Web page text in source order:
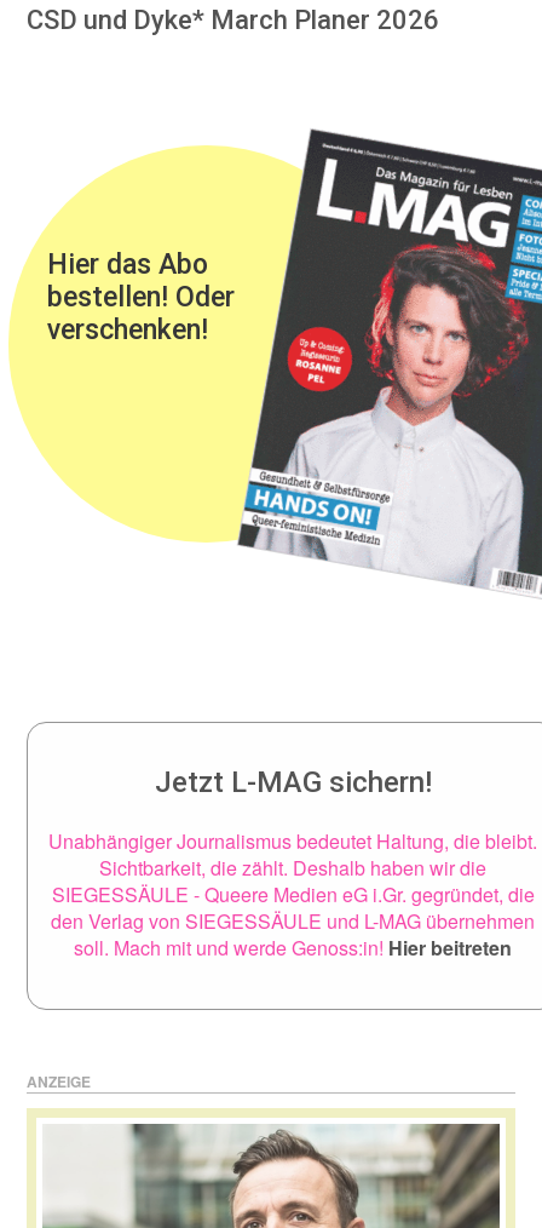
CSD und Dyke* March Planer 2026
Hier das Abo
bestellen! Oder
verschenken!
Jetzt L-MAG sichern!
Unabhängiger Journalismus bedeutet Haltung, die bleibt.
Sichtbarkeit, die zählt. Deshalb haben wir die
SIEGESSÄULE - Queere Medien eG i.Gr. gegründet, die
den Verlag von SIEGESSÄULE und L-MAG übernehmen
soll. Mach mit und werde Genoss:in! Hier beitreten
ANZEIGE